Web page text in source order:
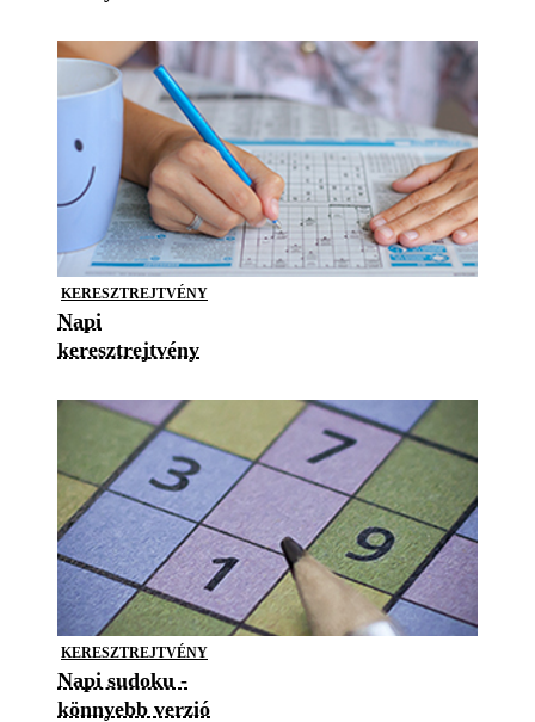
KERESZTREJTVÉNY
Napi
keresztrejtvény
KERESZTREJTVÉNY
Napi sudoku -
könnyebb verzió